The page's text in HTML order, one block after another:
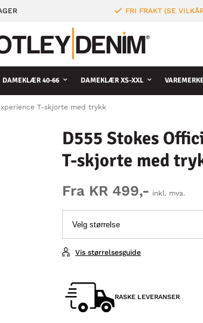
FRI FRAKT (SE
DAMEKLÆR 40-66 DAMEKLÆR XS-XXL
T-skjorte med trykk
D555 Stokes
T-skjorte med
Fra KR 499,- inkl. mva.
Vis størrelsesguide
RASKE LEVERANSER